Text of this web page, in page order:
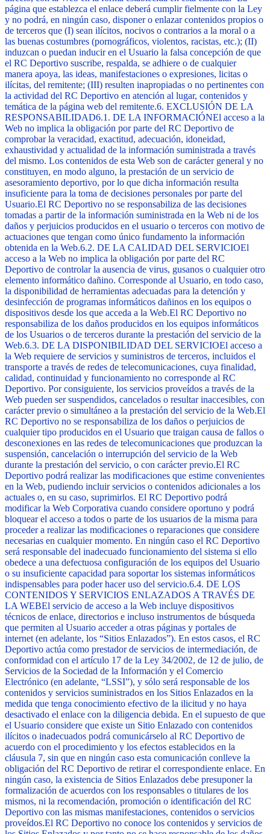
página que establezca el enlace deberá cumplir fielmente con la Ley
y no podrá, en ningún caso, disponer o enlazar contenidos propios o
de terceros que (I) sean ilícitos, nocivos o contrarios a la moral o a
las buenas costumbres (pornográficos, violentos, racistas, etc.); (II)
induzcan o puedan inducir en el Usuario la falsa concepción de que
el RC Deportivo suscribe, respalda, se adhiere o de cualquier
manera apoya, las ideas, manifestaciones o expresiones, licitas o
ilícitas, del remitente; (III) resulten inapropiadas o no pertinentes con
la actividad del RC Deportivo en atención al lugar, contenidos y
temática de la página web del remitente.6. EXCLUSIÓN DE LA
RESPONSABILIDAD6.1. DE LA INFORMACIÓNEl acceso a la
Web no implica la obligación por parte del RC Deportivo de
comprobar la veracidad, exactitud, adecuación, idoneidad,
exhaustividad y actualidad de la información suministrada a través
del mismo. Los contenidos de esta Web son de carácter general y no
constituyen, en modo alguno, la prestación de un servicio de
asesoramiento deportivo, por lo que dicha información resulta
insuficiente para la toma de decisiones personales por parte del
Usuario.El RC Deportivo no se responsabiliza de las decisiones
tomadas a partir de la información suministrada en la Web ni de los
daños y perjuicios producidos en el usuario o terceros con motivo de
actuaciones que tengan como único fundamento la información
obtenida en la Web.6.2. DE LA CALIDAD DEL SERVICIOEl
acceso a la Web no implica la obligación por parte del RC
Deportivo de controlar la ausencia de virus, gusanos o cualquier otro
elemento informático dañino. Corresponde al Usuario, en todo caso,
la disponibilidad de herramientas adecuadas para la detención y
desinfección de programas informáticos dañinos en los equipos o
dispositivos desde los que acceda a la Web.El RC Deportivo no
responsabiliza de los daños producidos en los equipos informáticos
de los Usuarios o de terceros durante la prestación del servicio de la
Web.6.3. DE LA DISPONIBILIDAD DEL SERVICIOEl acceso a
la Web requiere de servicios y suministros de terceros, incluidos el
transporte a través de redes de telecomunicaciones, cuya finalidad,
calidad, continuidad y funcionamiento no corresponde al RC
Deportivo. Por consiguiente, los servicios proveídos a través de la
Web pueden ser suspendidos, cancelados o resultar inaccesibles, con
carácter previo o simultáneo a la prestación del servicio de la Web.El
RC Deportivo no se responsabiliza de los daños o perjuicios de
cualquier tipo producidos en el Usuario que traigan causa de fallos o
desconexiones en las redes de telecomunicaciones que produzcan la
suspensión, cancelación o interrupción del servicio de la Web
durante la prestación del servicio, o con carácter previo.El RC
Deportivo podrá realizar las modificaciones que estime convenientes
en la Web, pudiendo incluir servicios o contenidos adicionales a los
actuales o, en su caso, suprimirlos. El RC Deportivo podrá
modificar la Web Corporativa cuando considere oportuno y podrá
bloquear el acceso a todos o parte de los usuarios de la misma para
proceder a realizar las modificaciones o reparaciones que considere
necesarias en cualquier momento. En ningún caso el RC Deportivo
será responsable del inadecuado funcionamiento del sistema si ello
obedece a una defectuosa configuración de los equipos del Usuario
o su insuficiente capacidad para soportar los sistemas informáticos
indispensables para poder hacer uso del servicio.6.4. DE LOS
CONTENIDOS Y SERVICIOS ENLAZADOS A TRAVÉS DE
LA WEBEl servicio de acceso a la Web incluye dispositivos
técnicos de enlace, directorios e incluso instrumentos de búsqueda
que permiten al Usuario acceder a otras páginas y portales de
internet (en adelante, los “Sitios Enlazados”). En estos casos, el RC
Deportivo actúa como prestador de servicios de intermediación, de
conformidad con el artículo 17 de la Ley 34/2002, de 12 de julio, de
Servicios de la Sociedad de la Información y el Comercio
Electrónico (en adelante, “LSSI”), y sólo será responsable de los
contenidos y servicios suministrados en los Sitios Enlazados en la
medida que tenga conocimiento efectivo de la ilicitud y no haya
desactivado el enlace con la diligencia debida. En el supuesto de que
el Usuario considere que existe un Sitio Enlazado con contenidos
ilícitos o inadecuados podrá comunicárselo al RC Deportivo de
acuerdo con el procedimiento y los efectos establecidos en la
cláusula 7, sin que en ningún caso esta comunicación conlleve la
obligación del RC Deportivo de retirar el correspondiente enlace. En
ningún caso, la existencia de Sitios Enlazados debe presuponer la
formalización de acuerdos con los responsables o titulares de los
mismos, ni la recomendación, promoción o identificación del RC
Deportivo con las mismas manifestaciones, contenidos o servicios
proveídos.El RC Deportivo no conoce los contenidos y servicios de